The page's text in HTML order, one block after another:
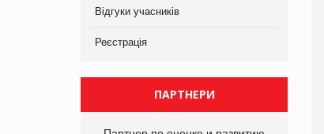
Відгуки учасників
Реєстрація
ПАРТНЕРИ